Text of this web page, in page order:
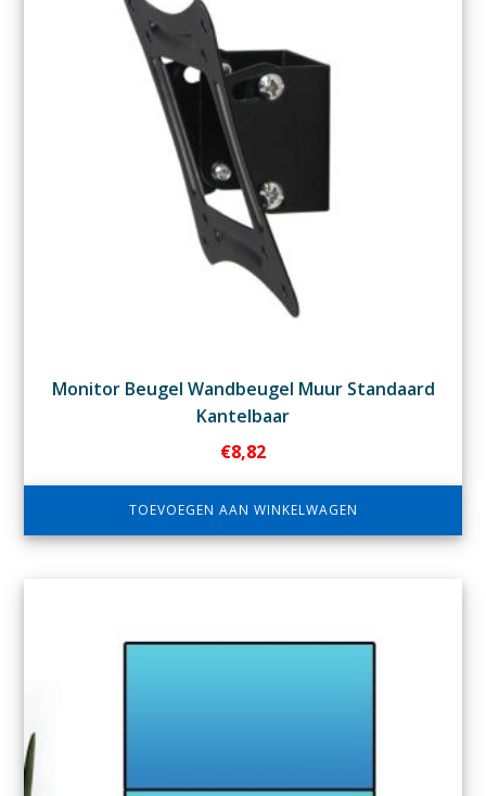
Monitor Beugel Wandbeugel Muur Standaard
Kantelbaar
€8,82
TOEVOEGEN AAN WINKELWAGEN